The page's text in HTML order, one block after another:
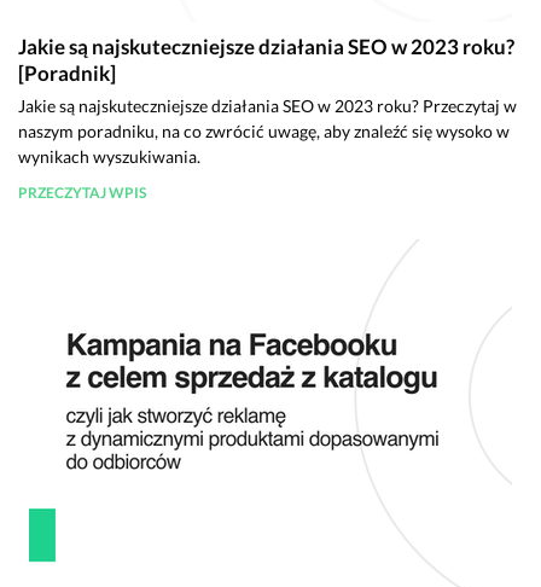
Jakie są najskuteczniejsze działania SEO w 2023 roku?
[Poradnik]
Jakie są najskuteczniejsze działania SEO w 2023 roku? Przeczytaj w
naszym poradniku, na co zwrócić uwagę, aby znaleźć się wysoko w
wynikach wyszukiwania.
PRZECZYTAJ WPIS